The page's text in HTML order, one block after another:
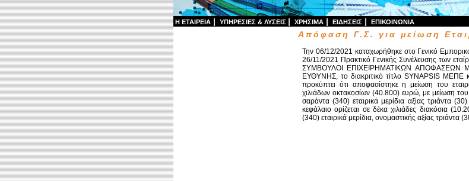
Η ΕΤΑΙΡΕΙΑ ΥΠΗΡΕΣΙΕΣ & ΛΥΣΕΙΣ ΧΡΗΣΙΜA ΕΙΔΗΣΕΙΣ ΕΠΙΚΟΙΝΩΝΙΑ
Απόφαση Γ.Σ. για μείωση
Την 06/12/2021 καταχωρήθηκε στο Γενικό
26/11/2021 Πρακτικό Γενικής Συνέλευσης των
ΣΥΜΒΟΥΛΟΙ ΕΠΙΧΕΙΡΗΜΑΤΙΚΩΝ ΑΠΟΦΑΣΕΩΝ
ΕΥΘΥΝΗΣ, το διακριτικό τίτλο SYNAPSIS
προκύπτει ότι αποφασίστηκε η μείωση του
χιλιάδων οκτακοσίων (40.800) ευρώ, με μείωση
σαράντα (340) εταιρικά μερίδια αξίας τριάντα
κεφάλαιο ορίζεται σε δέκα χιλιάδες διακόσια
(340) εταιρικά μερίδια, ονομαστικής αξίας τριάντα